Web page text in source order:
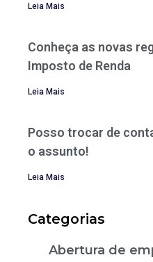
Leia Mais
Conheça as novas
Imposto de Renda
Leia Mais
Posso trocar de
o assunto!
Leia Mais
Categorias
Abertura de